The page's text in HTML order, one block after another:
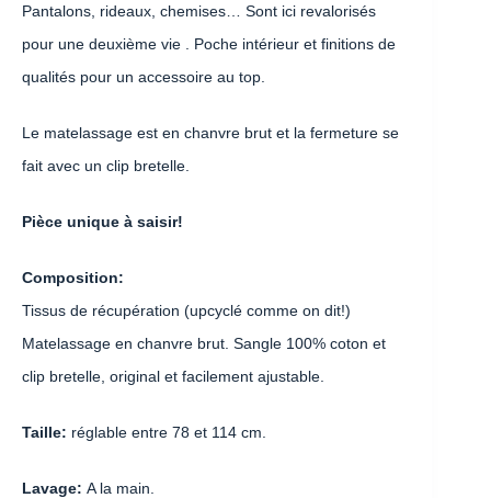
Pantalons, rideaux, chemises… Sont ici revalorisés
pour une deuxième vie . Poche intérieur et finitions de
qualités pour un accessoire au top.
Le matelassage est en chanvre brut et la fermeture se
fait avec un clip bretelle.
Pièce unique à saisir!
Composition:
Tissus de récupération (upcyclé comme on dit!)
Matelassage en chanvre brut. Sangle 100% coton et
clip bretelle, original et facilement ajustable.
Taille: réglable entre 78 et 114 cm.
Lavage: A la main.